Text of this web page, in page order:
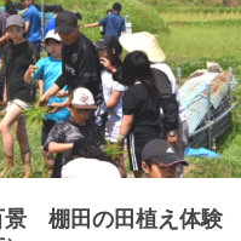
景 棚田の田植え体験